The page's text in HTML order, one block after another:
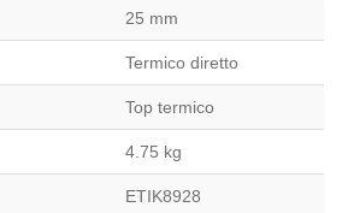
25 mm
Termico diretto
Top termico
4.75 kg
ETIK8928